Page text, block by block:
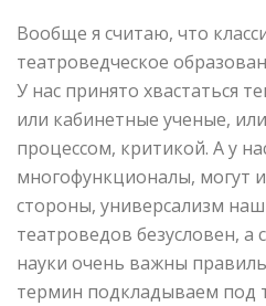
Вообще я считаю, что
театроведческое
У нас принято хвастаться
или кабинетные ученые,
процессом, критикой. А у
многофункционалы, могут
стороны, универсализм
театроведов безусловен, а
науки очень важны
термин подкладываем под